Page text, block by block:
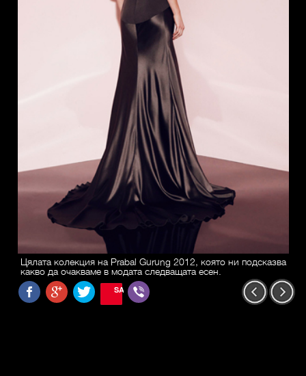
Цялата колекция на Prabal Gurung 2012, която ни подсказва
какво да очакваме в модата следващата есен.
SAVE